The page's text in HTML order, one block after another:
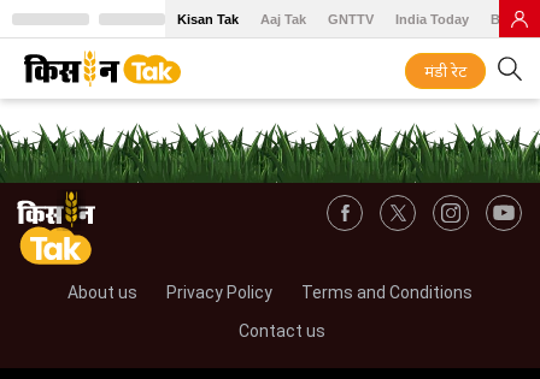
Kisan Tak Aaj Tak GNTTV India Today BT
मंडी रेट
About us Privacy Policy
Terms and Conditions
Contact us